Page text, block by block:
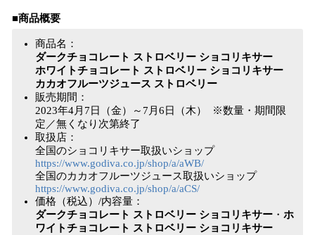
■商品概要
商品名：
ダークチョコレート ストロベリー ショコリキサー
ホワイトチョコレート ストロベリー ショコリキサー
カカオフルーツジュース ストロベリー
販売期間：
2023年4月7日（金）～7月6日（木） ※数量・期間限
定／無くなり次第終了
取扱店：
全国のショコリキサー取扱いショップ
https://www.godiva.co.jp/shop/a/aWB/
全国のカカオフルーツジュース取扱いショップ
https://www.godiva.co.jp/shop/a/aCS/
価格（税込）/内容量：
ダークチョコレート ストロベリー ショコリキサー ・ ホ
ワイトチョコレート ストロベリー ショコリキサー